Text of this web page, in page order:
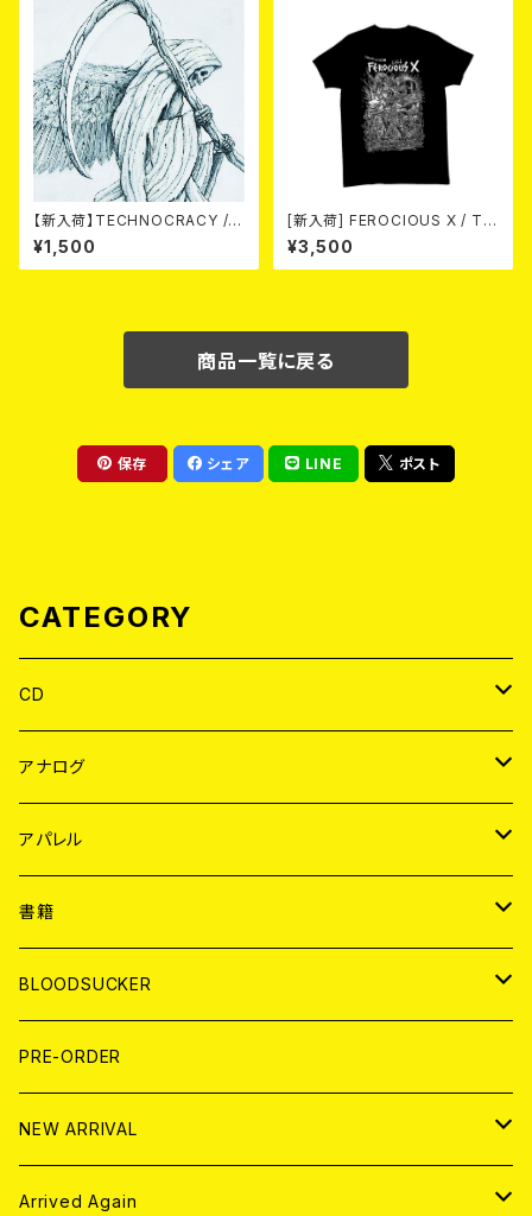
【新入荷】TECHNOCRACY /T
O HELL/THE END (7"EP)
¥1,500
[新入荷] FEROCIOUS X / T S
HIRT
¥3,500
商品一覧に戻る
保存 シェア LINE ポスト
CATEGORY
CD
JAPAN
WORLD
アナログ
JAPAN
７EP
LP
WORLD
7EP
LP
アパレル
JAPAN
T-shirt
HOOD
WORLD
T-shirt
HOOD
書籍
MAGAZINE
BOLLOCKS
EL ZINE
写真集 (PHOTOBOOK)
BLOODSUCKER
CD
アナログ
アパレル
PRE-ORDER
NEW ARRIVAL
CD
Arrived Again